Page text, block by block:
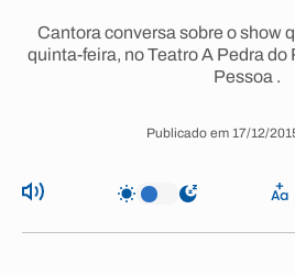
Cantora conversa sobre o show
quinta-feira, no Teatro A Pedra
Pessoa .
Publicado em 17/12/